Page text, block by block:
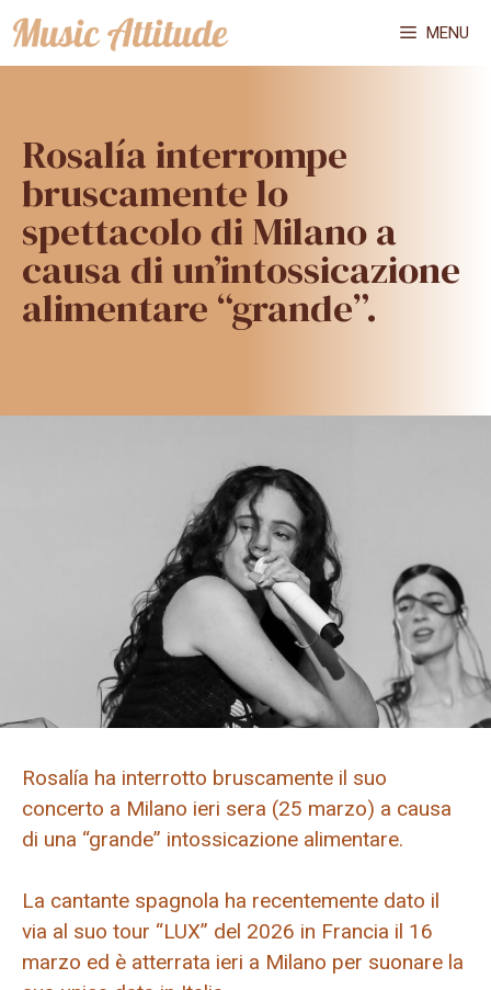
Vai
al
MENU
Rosalía interrompe
bruscamente lo
spettacolo di Milano a
causa di un’intossicazione
alimentare “grande”.
Rosalía ha interrotto bruscamente il suo
concerto a Milano ieri sera (25 marzo) a causa
di una “grande” intossicazione alimentare.
La cantante spagnola ha recentemente dato il
via al suo tour “LUX” del 2026 in Francia il 16
marzo ed è atterrata ieri a Milano per suonare la